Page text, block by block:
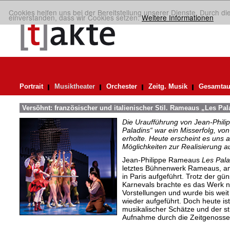
Cookies helfen uns bei der Bereitstellung unserer Dienste. Durch
einverstanden, dass wir Cookies setzen.Weitere Informationen
Portrait Musiktheater Orchester Zeitg. Musik
Versöhnt: französischer und italienischer Stil. Rameaus „Les
Die Uraufführung von Jean-
Paladins“ war ein Misserfolg,
erholte. Heute erscheint es uns
Möglichkeiten zur Realisierung
Jean-Philippe Rameaus Les
letztes Bühnenwerk Rameaus,
in Paris aufgeführt. Trotz der
Karnevals brachte es das Werk
Vorstellungen und wurde bis
wieder aufgeführt. Doch heute
musikalischer Schätze und der
Aufnahme durch die